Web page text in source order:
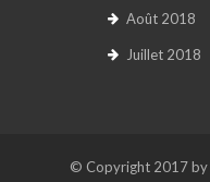
Août 2018
Juillet 2018
© Copyright 2017 by